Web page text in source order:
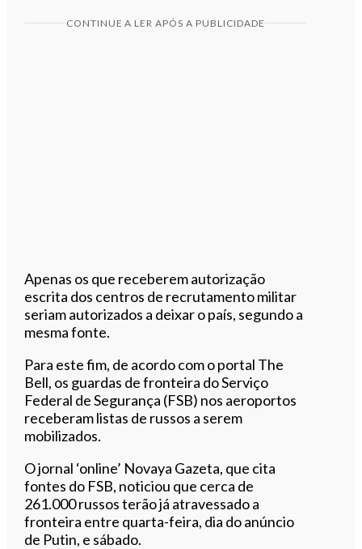
CONTINUE A LER APÓS A PUBLICIDADE
Apenas os que receberem autorização
escrita dos centros de recrutamento militar
seriam autorizados a deixar o país, segundo a
mesma fonte.
Para este fim, de acordo com o portal The
Bell, os guardas de fronteira do Serviço
Federal de Segurança (FSB) nos aeroportos
receberam listas de russos a serem
mobilizados.
O jornal ‘online’ Novaya Gazeta, que cita
fontes do FSB, noticiou que cerca de
261.000 russos terão já atravessado a
fronteira entre quarta-feira, dia do anúncio
de Putin, e sábado.